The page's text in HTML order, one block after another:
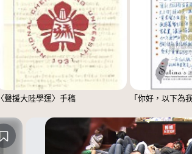
〈聲援大陸學運〉手稿 「你好，以下為